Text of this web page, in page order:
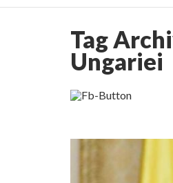
Lepădarea de sine și
Tag
Ungariei